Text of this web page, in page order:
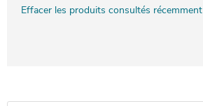
Effacer les produits consultés récemment